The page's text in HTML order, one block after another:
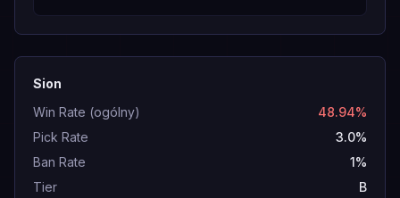
Sion
Win Rate (ogólny)
48.94%
Pick Rate
3.0%
Ban Rate
1%
Tier
B